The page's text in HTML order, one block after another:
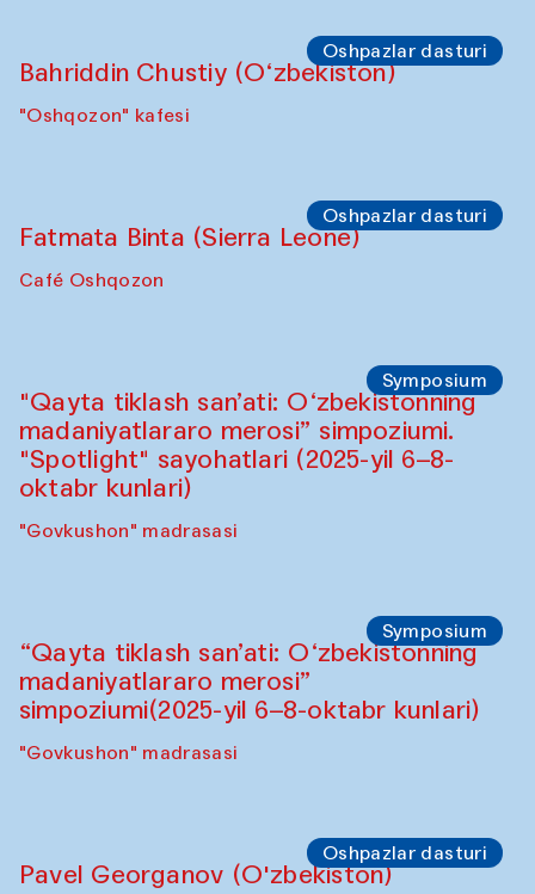
Oshpazlar dasturi
Bahriddin Chustiy (O‘zbekiston)
"Oshqozon" kafesi
Oshpazlar dasturi
Fatmata Binta (Sierra Leone)
Café Oshqozon
Symposium
"Qayta tiklash san’ati: O‘zbekistonning
madaniyatlararo merosi” simpoziumi.
"Spotlight" sayohatlari (2025-yil 6–8-
oktabr kunlari)
"Govkushon" madrasasi
Symposium
“Qayta tiklash san’ati: O‘zbekistonning
madaniyatlararo merosi”
simpoziumi(2025-yil 6–8-oktabr kunlari)
"Govkushon" madrasasi
Oshpazlar dasturi
Pavel Georganov (O'zbekiston)